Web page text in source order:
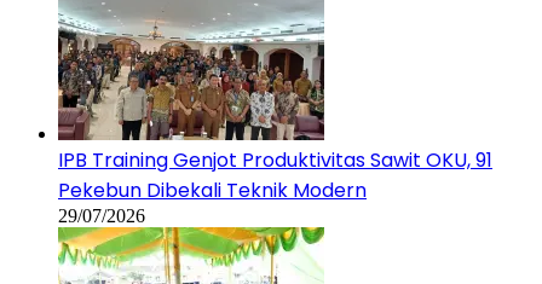
IPB Training Genjot Produktivitas Sawit OKU, 91
Pekebun Dibekali Teknik Modern
29/07/2026